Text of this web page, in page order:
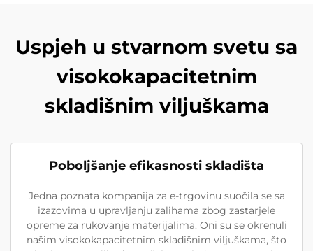
Uspjeh u stvarnom svetu sa
visokokapacitetnim
skladišnim viljuškama
Poboljšanje efikasnosti skladišta
Jedna poznata kompanija za e-trgovinu suočila se sa
izazovima u upravljanju zalihama zbog zastarjele
opreme za rukovanje materijalima. Oni su se okrenuli
našim visokokapacitetnim skladišnim viljuškama, što